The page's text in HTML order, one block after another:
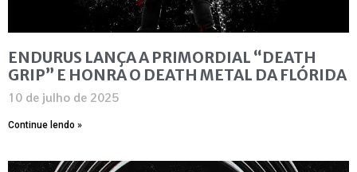
ENDURUS LANÇA A PRIMORDIAL “DEATH
GRIP” E HONRA O DEATH METAL DA FLÓRIDA
10 de julho de 2025
Continue lendo »